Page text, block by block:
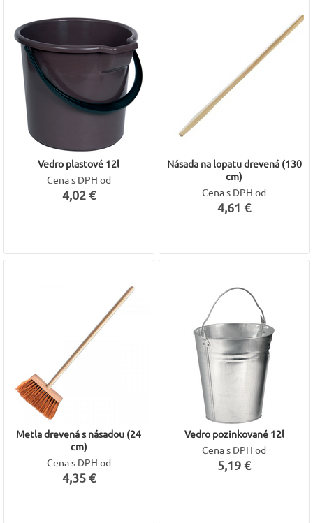
Vedro plastové 12l
Cena s DPH od
4,02 €
Násada na lopatu drevená (130
cm)
Cena s DPH od
4,61 €
Metla drevená s násadou (24
cm)
Cena s DPH od
4,35 €
Vedro pozinkované 12l
Cena s DPH od
5,19 €